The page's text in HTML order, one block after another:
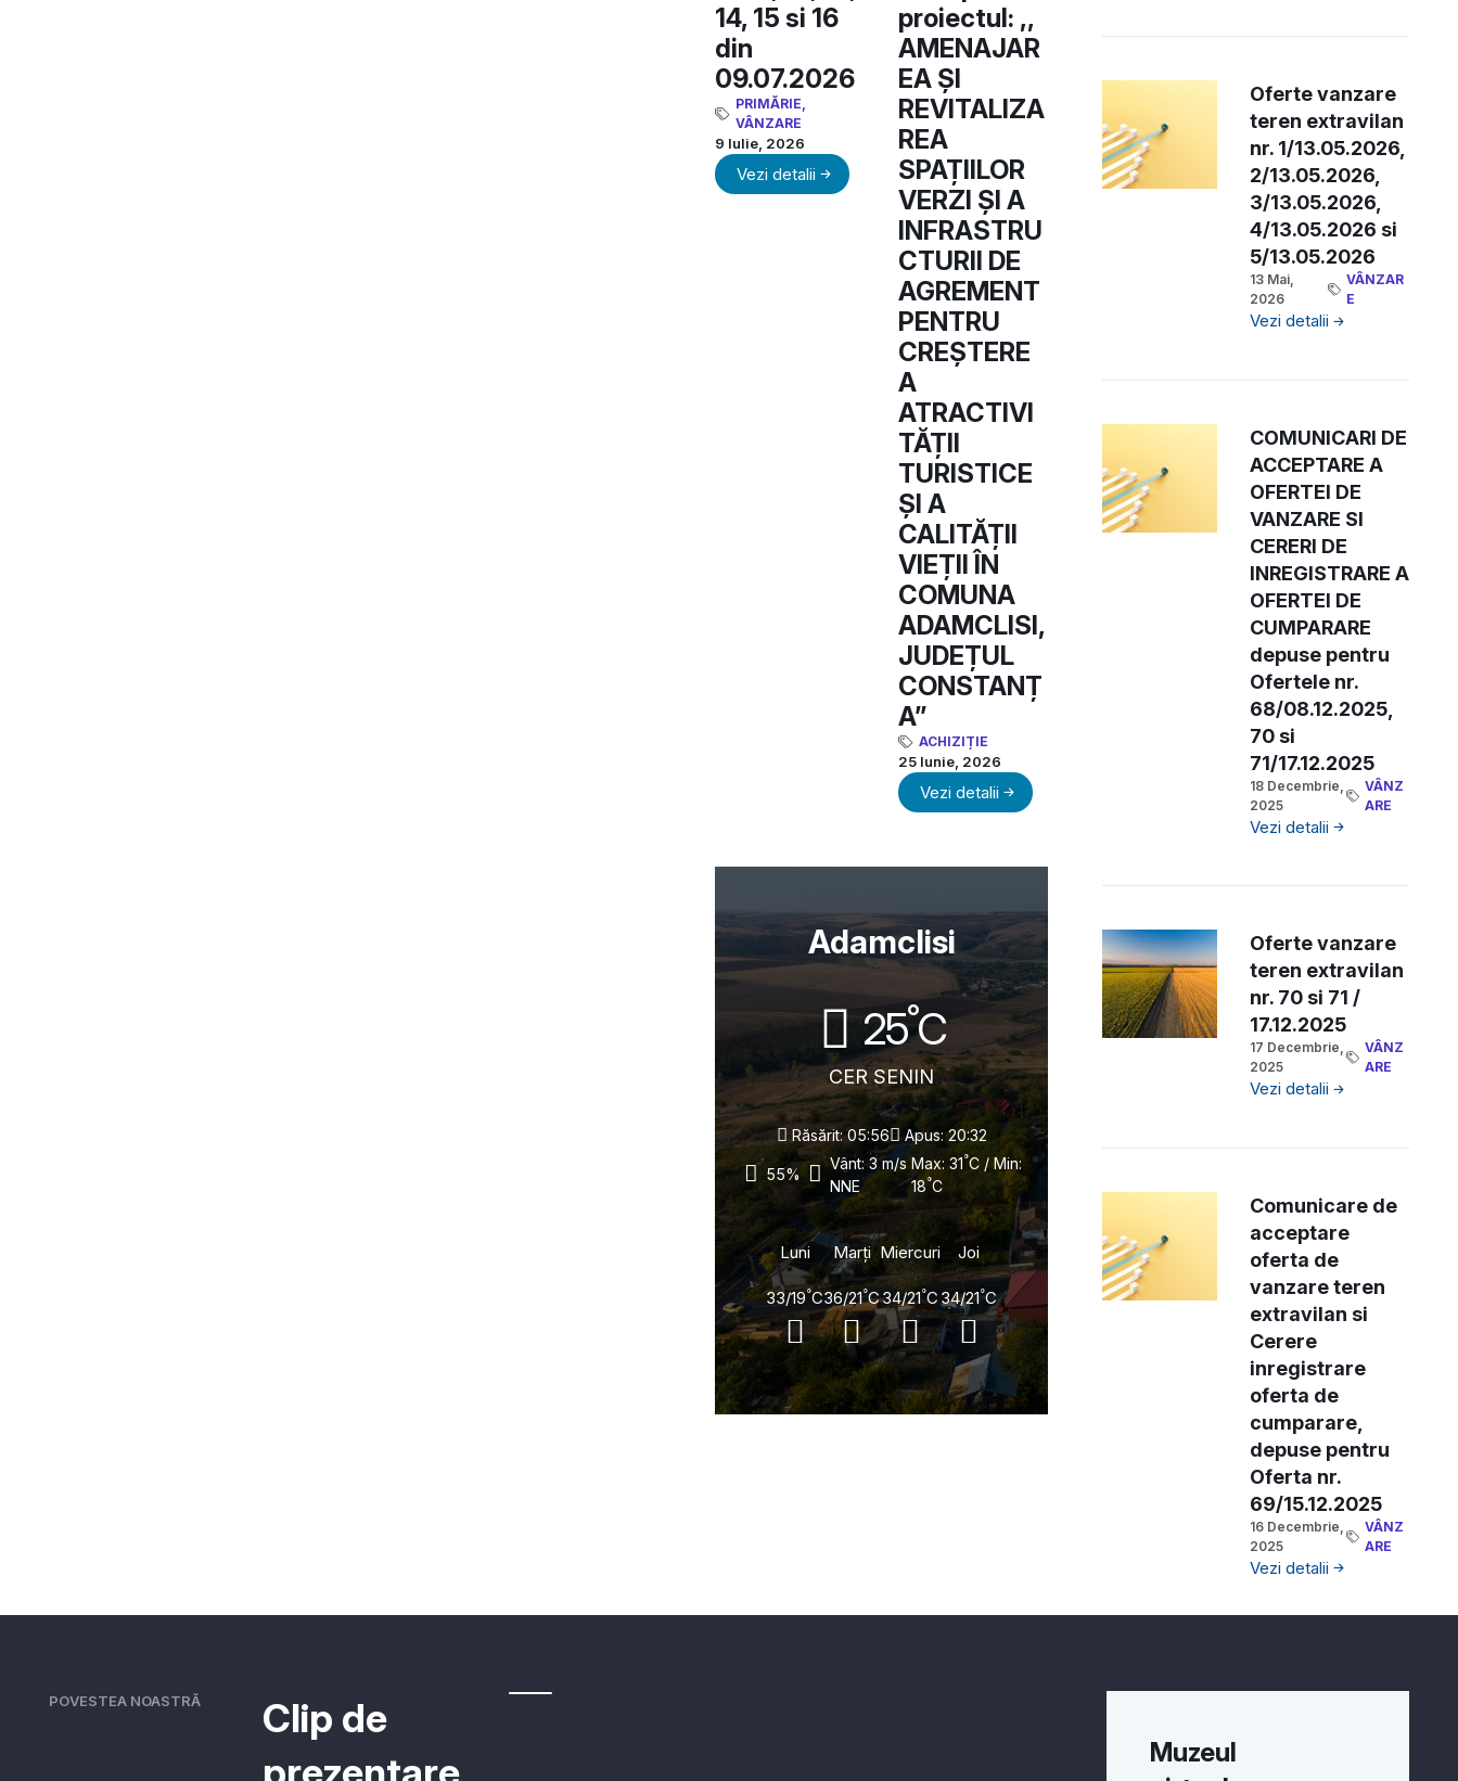
14, 15 si 16
din
09.07.2026
PRIMĂRIE
VÂNZARE
9 Iulie, 2026
Vezi detalii
proiectul: ,,
AMENAJAR
EA ȘI
REVITALIZA
REA
SPAȚIILOR
VERZI ȘI A
INFRASTRU
CTURII DE
AGREMENT
PENTRU
CREȘTERE
A
ATRACTIVI
TĂȚII
TURISTICE
ȘI A
CALITĂȚII
VIEȚII ÎN
COMUNA
ADAMCLISI,
JUDEȚUL
CONSTANȚ
A”
ACHIZIȚIE
25 Iunie, 2026
Vezi detalii
Adamclisi
25°C
CER SENIN
Răsărit: 05:56 Apus: 20:32
55%
Vânt: 3 m/s
NNE
Max: 31°C / Min:
18°C
Luni
33/19°C
Marți
36/21°C
Miercuri
34/21°C
Joi
34/21°C
Oferte vanzare
teren extravilan
nr. 1/13.05.2026,
2/13.05.2026,
3/13.05.2026,
4/13.05.2026 si
5/13.05.2026
13 Mai,
2026
VÂNZAR
E
Vezi detalii
COMUNICARI DE
ACCEPTARE A
OFERTEI DE
VANZARE SI
CERERI DE
INREGISTRARE A
OFERTEI DE
CUMPARARE
depuse pentru
Ofertele nr.
68/08.12.2025,
70 si
71/17.12.2025
18 Decembrie,
2025
VÂNZ
ARE
Vezi detalii
Oferte vanzare
teren extravilan
nr. 70 si 71 /
17.12.2025
17 Decembrie,
2025
VÂNZ
ARE
Vezi detalii
Comunicare de
acceptare
oferta de
vanzare teren
extravilan si
Cerere
inregistrare
oferta de
cumparare,
depuse pentru
Oferta nr.
69/15.12.2025
16 Decembrie,
2025
VÂNZ
ARE
Vezi detalii
POVESTEA NOASTRĂ
Clip de
Muzeul